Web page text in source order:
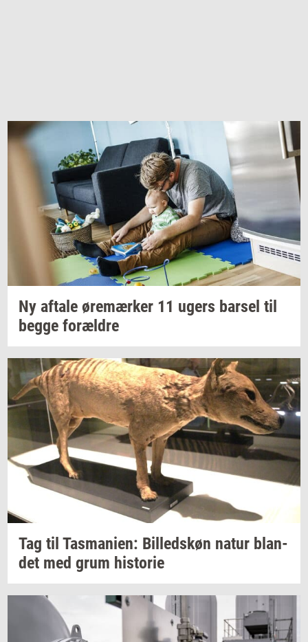
Ny af­ta­le øre­mær­ker 11 ugers bar­sel til
begge for­æl­dre
Tag til Tas­ma­ni­en: Bil­leds­køn natur blan­
det med grum hi­sto­rie